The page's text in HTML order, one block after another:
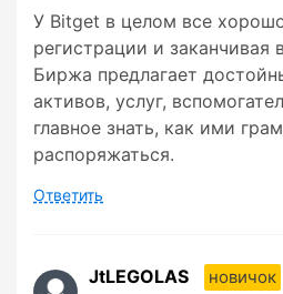
У Bitget в целом все
регистрации и заканчивая
Биржа предлагает
активов, услуг,
главное знать, как ими
распоряжаться.
Ответить
JtLEGOLAS
новичок